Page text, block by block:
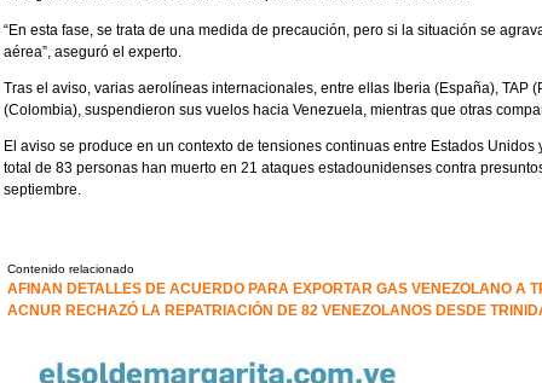
“En esta fase, se trata de una medida de precaución, pero si la situación se
aérea”, aseguró el experto.
Tras el aviso, varias aerolíneas internacionales, entre ellas Iberia (España), TAP
(Colombia), suspendieron sus vuelos hacia Venezuela, mientras que otras
El aviso se produce en un contexto de tensiones continuas entre Estados
total de 83 personas han muerto en 21 ataques estadounidenses contra
septiembre.
Contenido relacionado
AFINAN DETALLES DE ACUERDO PARA EXPORTAR GAS VENEZOLANO A
ACNUR RECHAZÓ LA REPATRIACIÓN DE 82 VENEZOLANOS DESDE